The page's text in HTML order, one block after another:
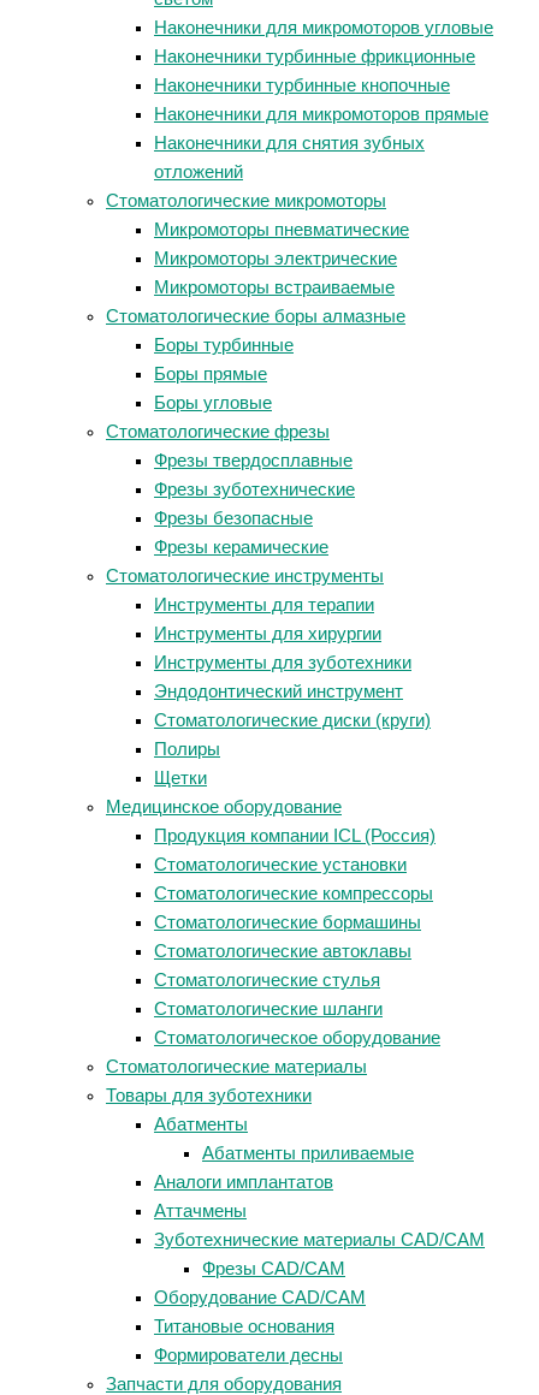
Наконечники для микромоторов угловые
Наконечники турбинные фрикционные
Наконечники турбинные кнопочные
Наконечники для микромоторов прямые
Наконечники для снятия зубных
отложений
Стоматологические микромоторы
Микромоторы пневматические
Микромоторы электрические
Микромоторы встраиваемые
Стоматологические боры алмазные
Боры турбинные
Боры прямые
Боры угловые
Стоматологические фрезы
Фрезы твердосплавные
Фрезы зуботехнические
Фрезы безопасные
Фрезы керамические
Стоматологические инструменты
Инструменты для терапии
Инструменты для хирургии
Инструменты для зуботехники
Эндодонтический инструмент
Стоматологические диски (круги)
Полиры
Щетки
Медицинское оборудование
Продукция компании ICL (Россия)
Стоматологические установки
Стоматологические компрессоры
Стоматологические бормашины
Стоматологические автоклавы
Стоматологические стулья
Стоматологические шланги
Стоматологическое оборудование
Стоматологические материалы
Товары для зуботехники
Абатменты
Абатменты приливаемые
Аналоги имплантатов
Аттачмены
Зуботехнические материалы CAD/CAM
Фрезы CAD/CAM
Оборудование CAD/CAM
Титановые основания
Формирователи десны
Запчасти для оборудования